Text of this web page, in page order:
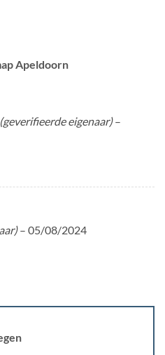
Apeldoorn
(geverifieerde eigenaar) –
– 05/08/2024